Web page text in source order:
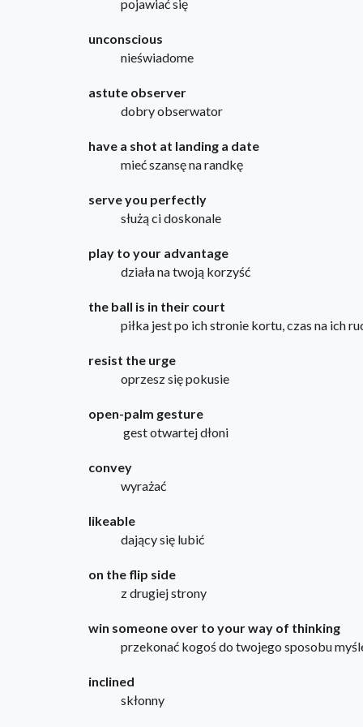
pojawiać się
unconscious
nieświadome
astute observer
dobry obserwator
have a shot at landing a date
mieć szansę na randkę
serve you perfectly
służą ci doskonale
play to your advantage
działa na twoją korzyść
the ball is in their court
piłka jest po ich stronie kortu, czas na ich
resist the urge
oprzesz się pokusie
open-palm gesture
gest otwartej dłoni
convey
wyrażać
likeable
dający się lubić
on the flip side
z drugiej strony
win someone over to your way of thinking
przekonać kogoś do twojego sposobu
inclined
skłonny